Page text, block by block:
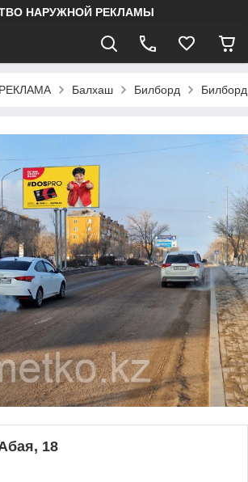
НАРУЖНОЙ РЕКЛАМЫ
Балхаш Билборд
18